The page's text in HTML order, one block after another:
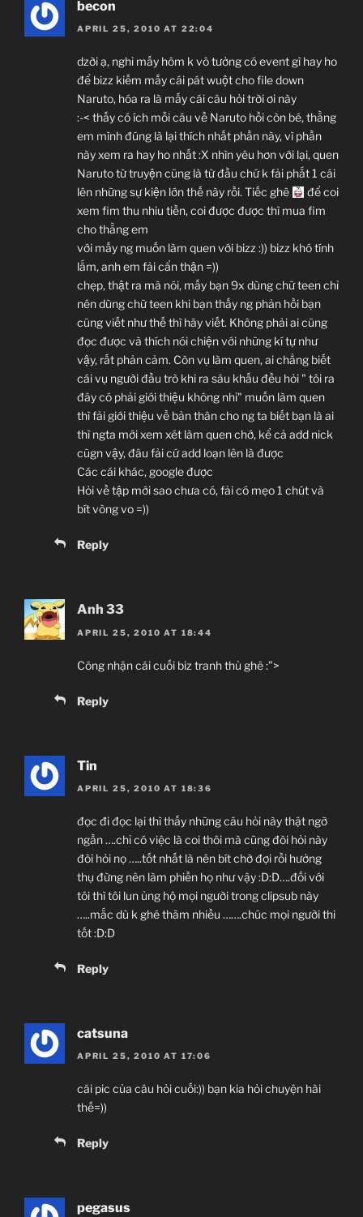
becon
APRIL 25, 2010 AT 22:04
dzời ạ, nghỉ mấy hôm k vô tưởng có event gì hay ho
để bizz kiếm mấy cái pát wuột cho file down
Naruto, hóa ra là mấy cái câu hỏi trời ơi này
:-< thấy có ích mỗi câu về Naruto hồi còn bé, thằng
em mình đúng là lại thích nhất phần này, vì phần
này xem ra hay ho nhất :X nhìn yêu hơn với lại, quen
Naruto từ truyện cũng là từ đầu chứ k fải phắt 1 cái
lên những sự kiện lớn thế này rồi. Tiếc ghê
để coi
xem fim thu nhiu tiền, coi được được thì mua fim
cho thằng em
với mấy ng muốn làm quen với bizz :)) bizz khó tính
lắm, anh em fải cẩn thận =))
chẹp, thật ra mà nói, mấy bạn 9x dùng chữ teen chỉ
nên dùng chữ teen khi bạn thấy ng phản hồi bạn
cũng viết như thế thì hãy viết. Không phải ai cũng
đọc được và thích nói chiện với những kí tự như
vậy, rất phản cảm. Còn vụ làm quen, ai chẳng biết
cái vụ người đầu trò khi ra sâu khấu đều hỏi " tôi ra
đây có phải giới thiệu không nhỉ" muốn làm quen
thì fải giới thiệu về bản thân cho ng ta biết bạn là ai
thì ngta mới xem xét làm quen chớ, kể cả add nick
cũgn vậy, đâu fải cứ add loạn lên là được
Các cái khác, google được
Hỏi về tập mới sao chưa có, fải có mẹo 1 chút và
bít vòng vo =))
Reply
Anh 33
APRIL 25, 2010 AT 18:44
Công nhận cái cuối biz tranh thủ ghê :”>
Reply
Tin
APRIL 25, 2010 AT 18:36
đọc đi đọc lại thì thấy những câu hỏi này thật ngỡ
ngần ….chỉ có việc là coi thôi mà cũng đòi hỏi này
đòi hỏi nọ …..tốt nhất là nên bít chờ đợi rồi hưởng
thụ đừng nên làm phiền họ như vậy :D:D….đối với
tôi thì tôi lun ủng hộ mọi người trong clipsub này
…..mắc dù k ghé thăm nhiều …….chúc mọi người thi
tốt :D:D
Reply
catsuna
APRIL 25, 2010 AT 17:06
cái pic của câu hỏi cuối:)) bạn kia hỏi chuyện hài
thế=))
Reply
pegasus